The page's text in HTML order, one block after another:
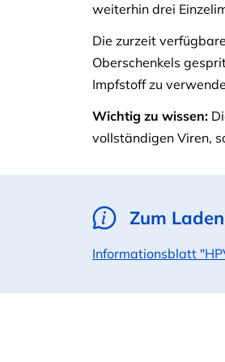
weiterhin drei
Die zurzeit
Oberschenkels
Impfstoff zu
Wichtig zu wissen:
vollständigen Viren,
Zum
Informationsblatt